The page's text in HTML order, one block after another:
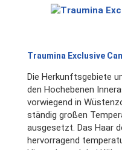
Traumina Exclusive
Die Herkunftsgebiete
den Hochebenen
vorwiegend in
ständig großen
ausgesetzt. Das Haar
hervorragend